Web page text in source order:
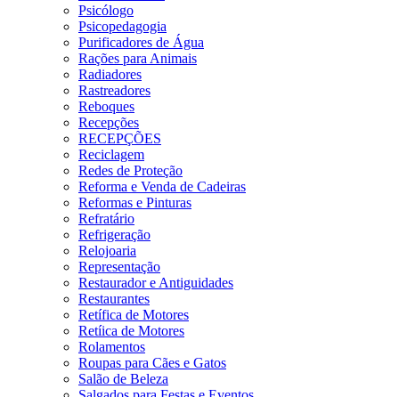
Psicólogo
Psicopedagogia
Purificadores de Água
Rações para Animais
Radiadores
Rastreadores
Reboques
Recepções
RECEPÇÕES
Reciclagem
Redes de Proteção
Reforma e Venda de Cadeiras
Reformas e Pinturas
Refratário
Refrigeração
Relojoaria
Representação
Restaurador e Antiguidades
Restaurantes
Retífica de Motores
Retíica de Motores
Rolamentos
Roupas para Cães e Gatos
Salão de Beleza